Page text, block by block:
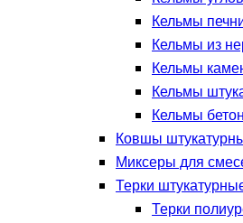
Кельмы
Кельмы из
Кельмы
Кельмы
Кельмы
Ковшы
Миксеры для
Терки
Терки